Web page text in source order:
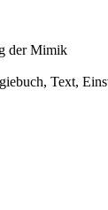
der Mimik
Text,